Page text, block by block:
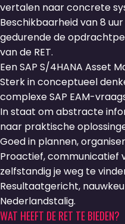
vertalen naar concrete
Beschikbaarheid van 8
gedurende de
van de RET.
Een SAP S/4HANA Asset
Sterk in conceptueel
complexe SAP EAM-
In staat om abstracte
naar praktische
Goed in plannen,
Proactief, communicatief
zelfstandig je weg te
Resultaatgericht,
Nederlandstalig.
WAT HEEFT DE RET TE BIEDEN?